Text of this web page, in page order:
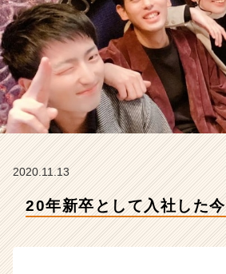
L
E
C
T
I
O
N
の
イ
2020.11.13
20年新卒として入社した今